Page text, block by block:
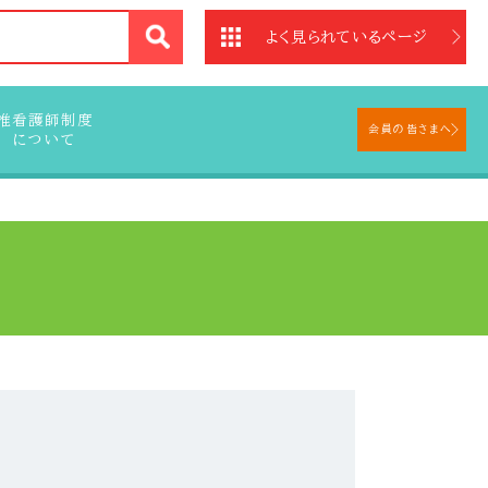
よく見られているページ
看護師制度
について
会員の皆さまへ